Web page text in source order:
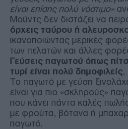
είναι επίσης πολύ νόστιμο»
Μούντς δεν διστάζει να
όρχεις ταύρου ή
ικανοποιώντας μερικές
των πελατών και άλλες
Γεύσεις παγωτού όπως
τυρί είναι πολύ δημοφιλείς,
Το παγωτό με γεύση
είναι για πιο «σκληρούς»
που κάνει πάντα καλές
με φρούτα, βότανα ή
παγωτό.